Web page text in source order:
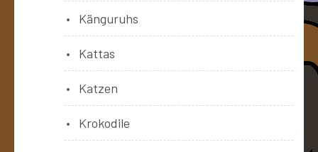
Känguruhs
Kattas
Katzen
Krokodile